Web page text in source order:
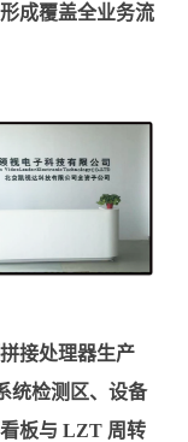
成覆盖全业务流
接处理器生产
统检测区、设备
板与 LZT 周转